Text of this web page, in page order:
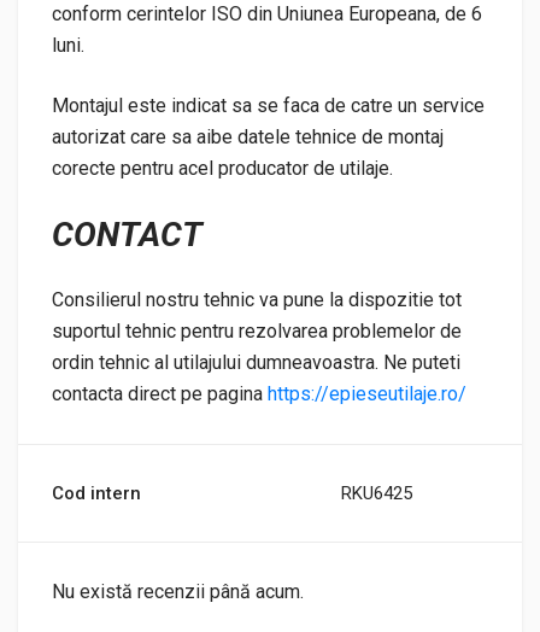
conform cerintelor ISO din Uniunea Europeana, de 6
luni.
Montajul este indicat sa se faca de catre un service
autorizat care sa aibe datele tehnice de montaj
corecte pentru acel producator de utilaje.
CONTACT
Consilierul nostru tehnic va pune la dispozitie tot
suportul tehnic pentru rezolvarea problemelor de
ordin tehnic al utilajului dumneavoastra. Ne puteti
contacta direct pe pagina https://epieseutilaje.ro/
Cod intern RKU6425
Nu există recenzii până acum.